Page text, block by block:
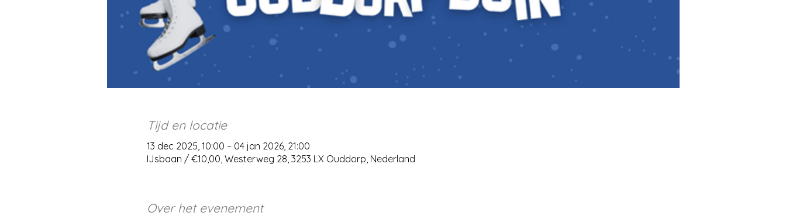
Tijd en locatie
13 dec 2025, 10:00 – 04 jan 2026, 21:00
IJsbaan / €10,00, Westerweg 28, 3253 LX Ouddorp, Nederland
Over het evenement